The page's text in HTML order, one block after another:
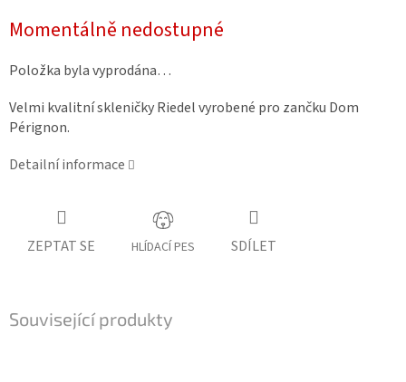
cena:
Momentálně nedostupné
Položka byla vyprodána…
Velmi kvalitní skleničky Riedel vyrobené pro zančku Dom
Pérignon.
Detailní informace
ZEPTAT SE HLÍDACÍ PES SDÍLET
Související produkty